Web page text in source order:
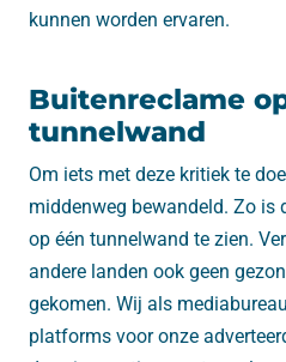
kunnen worden ervaren.
Buitenreclame
tunnelwand
Om iets met deze kritiek te
middenweg bewandeld. Zo is
op één tunnelwand te zien.
andere landen ook geen
gekomen. Wij als
platforms voor onze